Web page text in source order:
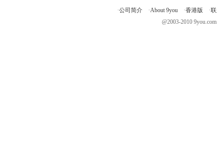
·公司简介·About 9you·香港版 ·
@2003-2010